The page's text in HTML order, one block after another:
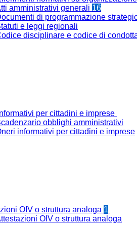
amministrativi generali 16
di programmazione
e leggi regionali
disciplinare e codice di
per cittadini e imprese
obblighi amministrativi
informativi per cittadini e imprese
OIV o struttura analoga 1
OIV o struttura analoga